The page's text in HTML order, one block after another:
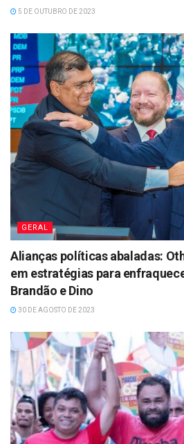
5 DE OUTUBRO DE 2023
GERAL
Alianças políticas abaladas:
em estratégias para
Brandão e Dino
30 DE AGOSTO DE 2023